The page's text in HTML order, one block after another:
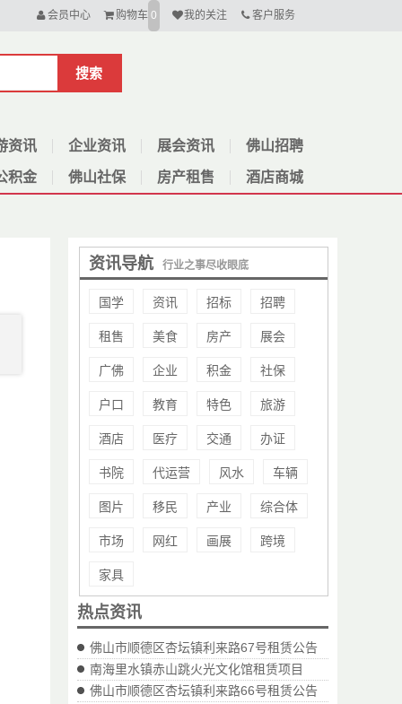
会员中心 购物车 0 我的关注 客户服务
搜索
资讯 企业资讯 展会资讯 佛山招聘
积金 佛山社保 房产租售 酒店商城
资讯导航 行业之事尽收眼底
国学 资讯 招标 招聘
租售 美食 房产 展会
广佛 企业 积金 社保
户口 教育 特色 旅游
酒店 医疗 交通 办证
书院 代运营 风水 车辆
图片 移民 产业 综合体
市场 网红 画展 跨境
家具
热点资讯
佛山市顺德区杏坛镇利来路67号租赁公告
南海里水镇赤山跳火光文化馆租赁项目
佛山市顺德区杏坛镇利来路66号租赁公告